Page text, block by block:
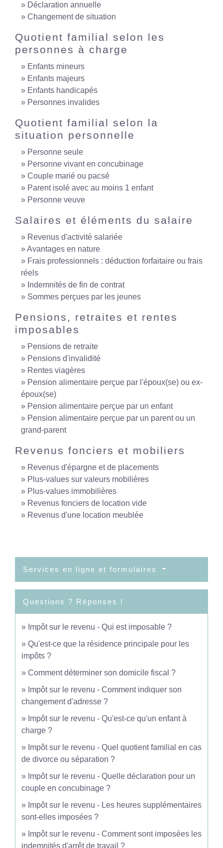
Déclaration annuelle
Changement de situation
Quotient familial selon les
personnes à charge
Enfants mineurs
Enfants majeurs
Enfants handicapés
Personnes invalides
Quotient familial selon la
situation personnelle
Personne seule
Personne vivant en concubinage
Couple marié ou pacsé
Parent isolé avec au moins 1 enfant
Personne veuve
Salaires et éléments du salaire
Revenus d'activité salariée
Avantages en nature
Frais professionnels : déduction forfaitaire ou frais
réels
Indemnités de fin de contrat
Sommes perçues par les jeunes
Pensions, retraites et rentes
imposables
Pensions de retraite
Pensions d'invalidité
Rentes viagères
Pension alimentaire perçue par l'époux(se) ou ex-
époux(se)
Pension alimentaire perçue par un enfant
Pension alimentaire perçue par un parent ou un
grand-parent
Revenus fonciers et mobiliers
Revenus d'épargne et de placements
Plus-values sur valeurs mobilières
Plus-values immobilières
Revenus fonciers de location vide
Revenus d'une location meublée
Services en ligne et formulaires
Questions ? Réponses !
Impôt sur le revenu - Qui est imposable ?
Qu'est-ce que la résidence principale pour les
impôts ?
Comment déterminer son domicile fiscal ?
Impôt sur le revenu - Comment indiquer son
changement d'adresse ?
Impôt sur le revenu - Qu'est-ce qu'un enfant à
charge ?
Impôt sur le revenu - Quel quotient familial en cas
de divorce ou séparation ?
Impôt sur le revenu - Quelle déclaration pour un
couple en concubinage ?
Impôt sur le revenu - Les heures supplémentaires
sont-elles imposées ?
Impôt sur le revenu - Comment sont imposées les
indemnités d'arrêt de travail ?